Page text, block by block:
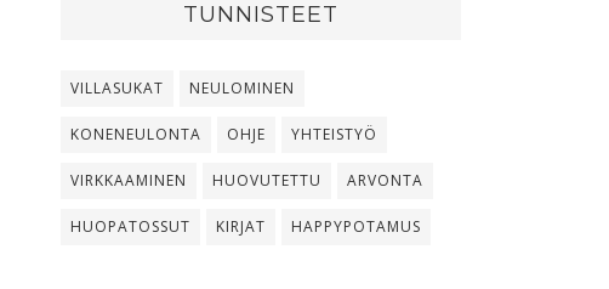
TUNNISTEET
VILLASUKAT NEULOMINEN
KONENEULONTA OHJE YHTEISTYÖ
VIRKKAAMINEN HUOVUTETTU ARVONTA
HUOPATOSSUT KIRJAT HAPPYPOTAMUS